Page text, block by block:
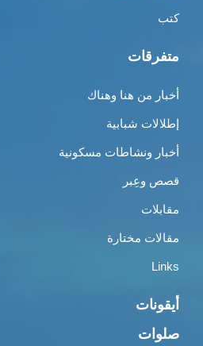
كتب
متفرقات
أخبار من هنا وهناك
إطلالات شبابية
أخبار ونشاطات مسكونية
قصص وعِبر
مقابلات
مقالات مختارة
Links
أيقونات
صلوات